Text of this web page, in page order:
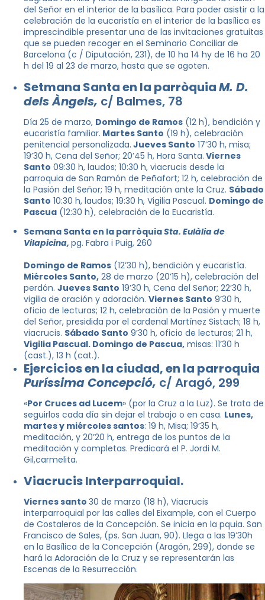
del Señor en el interior de la basílica. Para poder asistir a la
celebración de la eucaristía en el interior de la basílica es
imprescindible presentar una de las invitaciones gratuitas
que se pueden recoger en el Seminario Conciliar de
Barcelona (c / Diputación, 231), de 10 ha 14 hy de 16 ha 20
h del 19 al 23 de marzo, hasta que se agoten.
Setmana Santa en la parròquiaM. D.
dels Àngels, c/ Balmes, 78
Día 25 de marzo, Domingo de Ramos (12 h), bendición y
eucaristía familiar. Martes Santo (19 h), celebración
penitencial personalizada. Jueves Santo 17’30 h, misa;
19’30 h, Cena del Señor; 20’45 h, Hora Santa. Viernes
Santo 09:30 h, laudos; 10:30 h, viacrucis desde la
parroquia de San Ramón de Peñafort; 12 h, celebración de
la Pasión del Señor; 19 h, meditación ante la Cruz. Sábado
Santo 10:30 h, laudos; 19:30 h, Vigilia Pascual. Domingo de
Pascua (12:30 h), celebración de la Eucaristía.
Semana Santa en la parròquiaSta. Eulàlia de
Vilapicina, pg. Fabra i Puig, 260
Domingo de Ramos (12’30 h), bendición y eucaristía.
Miércoles Santo, 28 de marzo (20’15 h), celebración del
perdón. Jueves Santo 19’30 h, Cena del Señor; 22’30 h,
vigilia de oración y adoración. Viernes Santo 9’30 h,
oficio de lecturas; 12 h, celebración de la Pasión y muerte
del Señor, presidida por el cardenal Martínez Sistach; 18 h,
viacrucis. Sábado Santo 9’30 h, oficio de lecturas; 21 h,
Vigilia Pascual. Domingo de Pascua, misas: 11’30 h
(cast.), 13 h (cat.).
Ejercicios en la ciudad, en la parroquia
Puríssima Concepció, c/ Aragó, 299
«Por Cruces ad Lucem» (por la Cruz a la Luz). Se trata de
seguirlos cada día sin dejar el trabajo o en casa. Lunes,
martes y miércoles santos: 19 h, Misa; 19’35 h,
meditación, y 20’20 h, entrega de los puntos de la
meditación y completas. Predicará el P. Jordi M.
Gil,carmelita.
Viacrucis Interparroquial.
Viernes santo 30 de marzo (18 h), Viacrucis
interparroquial por las calles del Eixample, con el Cuerpo
de Costaleros de la Concepción. Se inicia en la pquia. San
Francisco de Sales, (ps. San Juan, 90). Llega a las 19’30h
en la Basílica de la Concepción (Aragón, 299), donde se
hará la Adoración de la Cruz y se representarán las
Escenas de la Resurrección.